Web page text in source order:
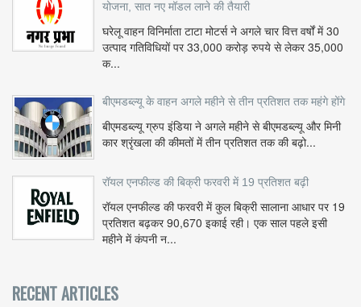
योजना, सात नए मॉडल लाने की तैयारी
घरेलू वाहन विनिर्माता टाटा मोटर्स ने अगले चार वित्त वर्षों में 30
उत्पाद गतिविधियों पर 33,000 करोड़ रुपये से लेकर 35,000
क...
बीएमडब्ल्यू के वाहन अगले महीने से तीन प्रतिशत तक महंगे होंगे
बीएमडब्ल्यू ग्रुप इंडिया ने अगले महीने से बीएमडब्ल्यू और मिनी
कार श्रृंखला की कीमतों में तीन प्रतिशत तक की बढ़ो...
रॉयल एनफील्ड की बिक्री फरवरी में 19 प्रतिशत बढ़ी
रॉयल एनफील्ड की फरवरी में कुल बिक्री सालाना आधार पर 19
प्रतिशत बढ़कर 90,670 इकाई रही। एक साल पहले इसी
महीने में कंपनी न...
RECENT ARTICLES